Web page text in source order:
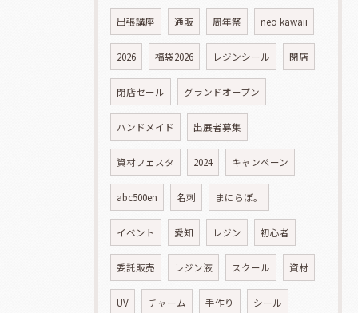
出張講座 通販 周年祭 neo kawaii
2026 福袋2026 レジンシール 閉店
閉店セール グランドオープン
ハンドメイド 出展者募集
資材フェスタ 2024 キャンペーン
abc500en 名刺 まにらぼ。
イベント 愛知 レジン 初心者
委託販売 レジン液 スクール 資材
UV チャーム 手作り シール